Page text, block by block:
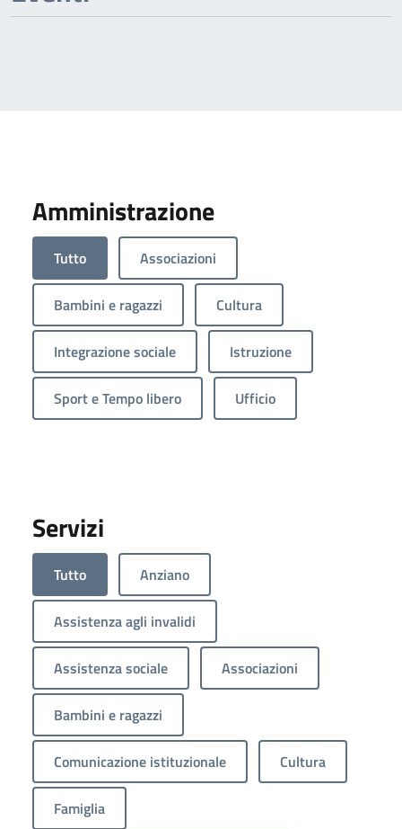
Amministrazione
Tutto Associazioni
Bambini e ragazzi Cultura
Integrazione sociale Istruzione
Sport e Tempo libero Ufficio
Servizi
Tutto Anziano
Assistenza agli invalidi
Assistenza sociale Associazioni
Bambini e ragazzi
Comunicazione istituzionale Cultura
Famiglia